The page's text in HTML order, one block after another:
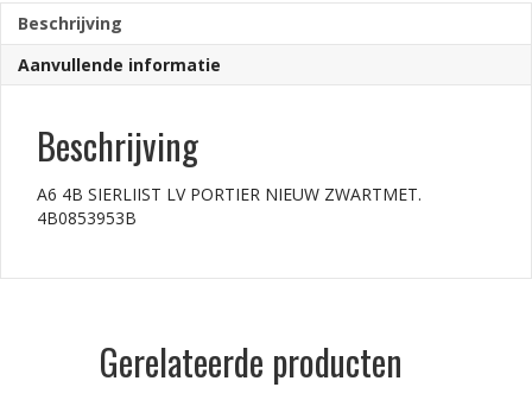
4B0853953B
aantal
Beschrijving
Aanvullende informatie
Beschrijving
A6 4B SIERLIIST LV PORTIER NIEUW ZWARTMET.
4B0853953B
Gerelateerde producten